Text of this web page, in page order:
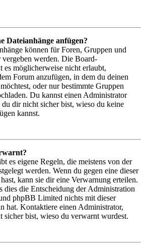
Dateianhänge anfügen?
können für Foren, Gruppen und
vergeben werden. Die Board-
es möglicherweise nicht erlaubt,
Forum anzufügen, in dem du deinen
oder nur bestimmte Gruppen
Du kannst einen Administrator
dir nicht sicher bist, wieso du keine
kannst.
es eigene Regeln, die meistens von der
werden. Wenn du gegen eine dieser
kann sie dir eine Verwarnung erteilen.
dies die Entscheidung der Administration
phpBB Limited nichts mit dieser
hat. Kontaktiere einen Administrator,
sicher bist, wieso du verwarnt wurdest.